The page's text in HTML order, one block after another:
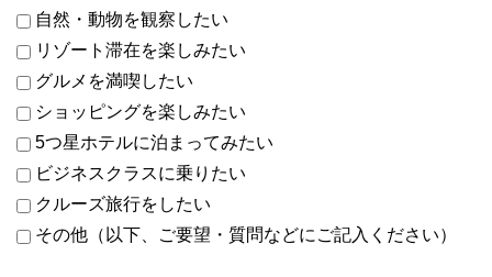
自然・動物を観察したい
リゾート滞在を楽しみたい
グルメを満喫したい
ショッピングを楽しみたい
5つ星ホテルに泊まってみたい
ビジネスクラスに乗りたい
クルーズ旅行をしたい
その他（以下、ご要望・質問などにご記入ください）